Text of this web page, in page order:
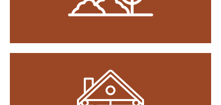
Nous sommes sensibles à l'environnement, merci de